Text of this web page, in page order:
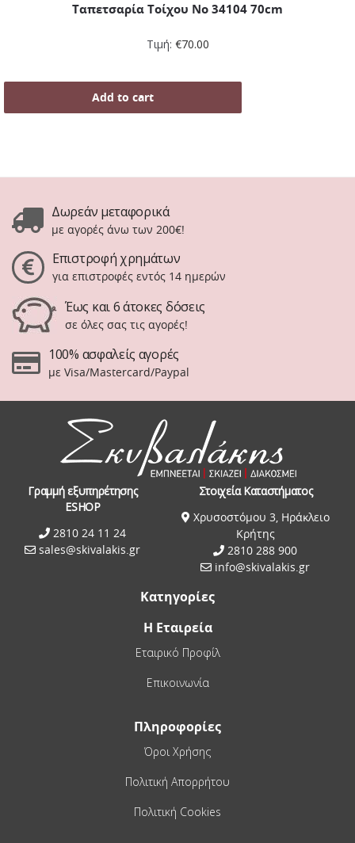
Ταπετσαρία Τοίχου Νο 34104 70cm
Τιμή: €70.00
Add to cart
Δωρεάν μεταφορικά
με αγορές άνω των 200€!
Επιστροφή χρημάτων
για επιστροφές εντός 14 ημερών
Έως και 6 άτοκες δόσεις
σε όλες σας τις αγορές!
100% ασφαλείς αγορές
με Visa/Mastercard/Paypal
Γραμμή εξυπηρέτησης
ESHOP
2810 24 11 24
sales@skivalakis.gr
Στοιχεία Καταστήματος
Χρυσοστόμου 3, Ηράκλειο
Κρήτης
2810 288 900
info@skivalakis.gr
Κατηγορίες
Η Εταιρεία
Εταιρικό Προφίλ
Επικοινωνία
Πληροφορίες
Όροι Χρήσης
Πολιτική Απορρήτου
Πολιτική Cookies